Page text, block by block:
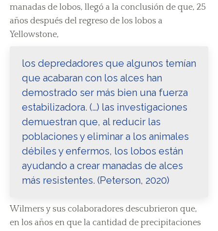
manadas de lobos, llegó a la conclusión de que, 25
años después del regreso de los lobos a
Yellowstone,
los depredadores que algunos temían
que acabaran con los alces han
demostrado ser más bien una fuerza
estabilizadora. (…) las investigaciones
demuestran que, al reducir las
poblaciones y eliminar a los animales
débiles y enfermos, los lobos están
ayudando a crear manadas de alces
más resistentes. (Peterson, 2020)
Wilmers y sus colaboradores descubrieron que,
en los años en que la cantidad de precipitaciones